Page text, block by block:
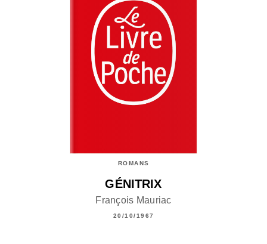
ROMANS
GÉNITRIX
François Mauriac
20/10/1967